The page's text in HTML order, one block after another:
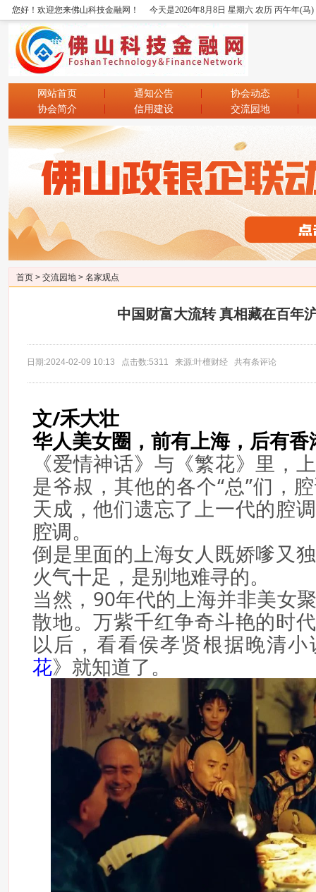
您好！欢迎您来佛山科技金融网！ 今天是2026年8月8日 星期六 农历 丙午年(马
网站首页 通知公告
协会动态
协会简介
信用建设 交流园地
首页 > 交流园地 > 名家观点
中国财富大流转 真相藏在百年
日期:2024-02-09 10:13 点击数:5311 来源:叶檀财经 共有条评论
文/禾大壮
华人美女圈，前有上海，后有
《爱情神话》与《繁花》里，
是爷叔，其他的各个“总”们，
天成，他们遗忘了上一代的腔
腔调。
倒是里面的上海女人既娇嗲又
火气十足，是别地难寻的。
当然，90年代的上海并非美女
散地。万紫千红争奇斗艳的时
以后，看看侯孝贤根据晚清
花》就知道了。